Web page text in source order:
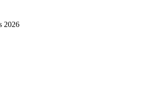
2026